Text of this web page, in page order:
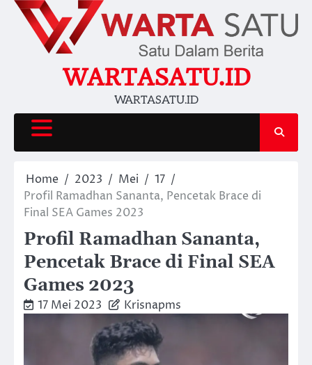
Skip
content
WARTASATU.ID
WARTASATU.ID
Home 2023 Mei
17
Profil Ramadhan Sananta, Pencetak Brace di
Final SEA Games 2023
Profil Ramadhan Sananta,
Pencetak Brace di Final SEA
Games 2023
17 Mei 2023 Krisnapms